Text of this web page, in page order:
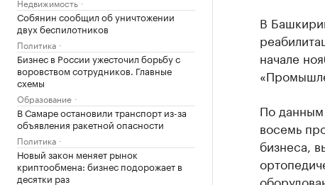
Собянин сообщил об уничтожении
двух беспилотников
Политика
Бизнес в России ужесточил борьбу с
воровством сотрудников. Главные
схемы
Образование
В Самаре остановили транспорт из-за
объявления ракетной опасности
Политика
Новый закон меняет рынок
криптообмена: бизнес подорожает в
десятки раз
В
начале
По
восемь
бизнеса,